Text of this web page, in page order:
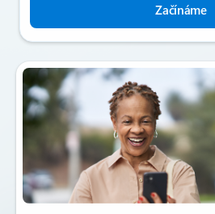
Začínáme